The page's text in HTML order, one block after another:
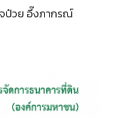
ป๋วย อึ๊งภากรณ์